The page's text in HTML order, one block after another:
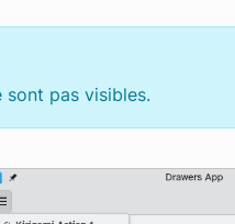
sont pas visibles.